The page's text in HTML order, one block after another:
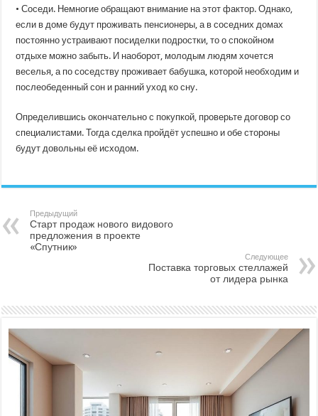
• Соседи. Немногие обращают внимание на этот фактор. Однако,
если в доме будут проживать пенсионеры, а в соседних домах
постоянно устраивают посиделки подростки, то о спокойном
отдыхе можно забыть. И наоборот, молодым людям хочется
веселья, а по соседству проживает бабушка, которой необходим и
послеобеденный сон и ранний уход ко сну.
Определившись окончательно с покупкой, проверьте договор со
специалистами. Тогда сделка пройдёт успешно и обе стороны
будут довольны её исходом.
Предыдущий
Старт продаж нового видового
предложения в проекте
«Спутник»
Следующее
Поставка торговых стеллажей
от лидера рынка